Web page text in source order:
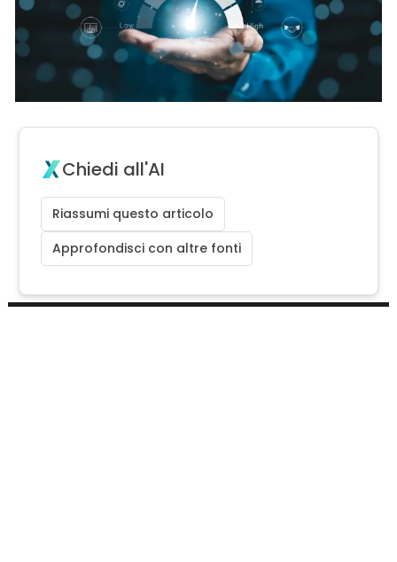
Chiedi all'AI
Riassumi questo articolo
Approfondisci con altre fonti